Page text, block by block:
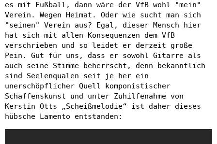
es mit Fußball, dann wäre der VfB wohl "mein"
Verein. Wegen Heimat. Oder wie sucht man sich
"seinen" Verein aus? Egal, dieser Mensch hier
hat sich mit allen Konsequenzen dem VfB
verschrieben und so leidet er derzeit große
Pein. Gut für uns, dass er sowohl Gitarre als
auch seine Stimme beherrscht, denn bekanntlich
sind Seelenqualen seit je her ein
unerschöpflicher Quell komponistischer
Schaffenskunst und unter Zuhilfenahme von
Kerstin Otts „Scheißmelodie“ ist daher dieses
hübsche Lamento entstanden: